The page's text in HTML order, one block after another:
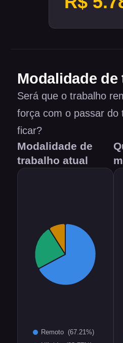
Modalidade de
Será que o trabalho
força com o passar do
ficar?
Modalidade de
trabalho atual